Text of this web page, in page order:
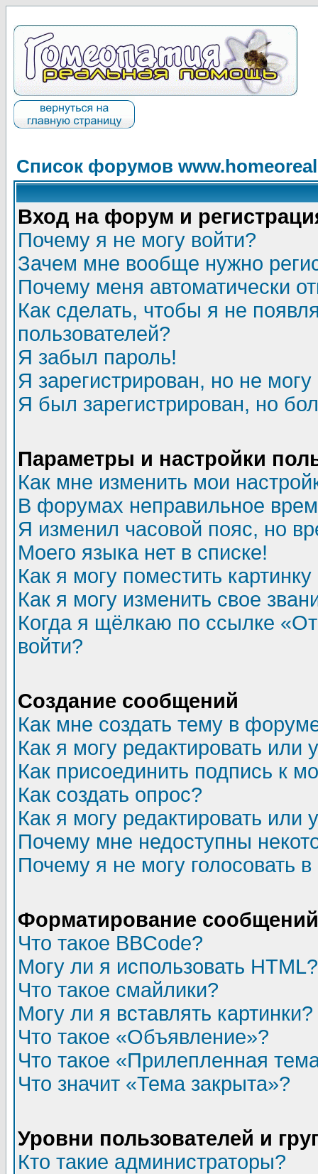
Список форумов
Вход на форум и
Почему я не могу войти?
Зачем мне вообще нужно
Почему меня автоматически
Как сделать, чтобы я не
пользователей?
Я забыл пароль!
Я зарегистрирован, но не могу
Я был зарегистрирован, но
Параметры и настройки
Как мне изменить мои
В форумах неправильное
Я изменил часовой пояс, но
Моего языка нет в списке!
Как я могу поместить
Как я могу изменить свое
Когда я щёлкаю по ссылке
войти?
Создание сообщений
Как мне создать тему в
Как я могу редактировать или
Как присоединить подпись к
Как создать опрос?
Как я могу редактировать или
Почему мне недоступны
Почему я не могу голосовать
Форматирование
Что такое BBCode?
Могу ли я использовать HTML?
Что такое смайлики?
Могу ли я вставлять картинки?
Что такое «Объявление»?
Что такое «Прилепленная
Что значит «Тема закрыта»?
Уровни пользователей и
Кто такие администраторы?